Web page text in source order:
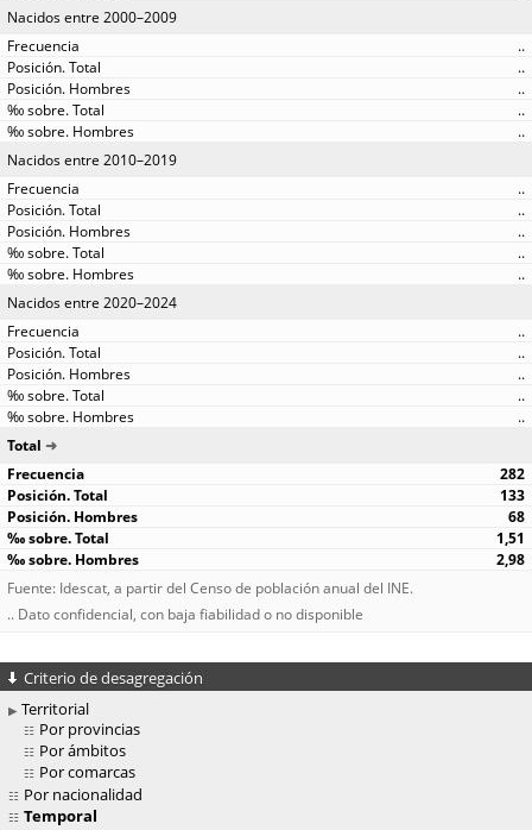
Nacidos entre 2000–2009
..
..
..
..
..
Nacidos entre 2010–2019
..
..
..
..
..
Nacidos entre 2020–2024
..
..
..
..
..
Total
282
133
68
1,51
2,98
Fuente: Idescat, a partir del Censo de población anual del INE.
.. Dato confidencial, con baja fiabilidad o no disponible
Criterio de desagregación
Territorial
Por provincias
Por ámbitos
Por comarcas
Por nacionalidad
Temporal